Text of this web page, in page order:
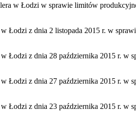
w Łodzi w sprawie limitów
z dnia 2 listopada 2015 r. w
z dnia 28 października 2015 r. w
z dnia 27 października 2015 r. w
z dnia 23 października 2015 r. w